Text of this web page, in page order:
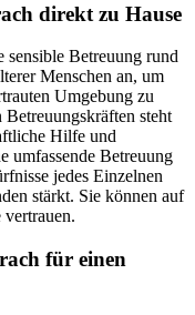
direkt zu Hause
sensible Betreuung rund
Menschen an, um
Umgebung zu
steht
Hilfe und
umfassende Betreuung
jedes Einzelnen
stärkt. Sie können auf
für einen